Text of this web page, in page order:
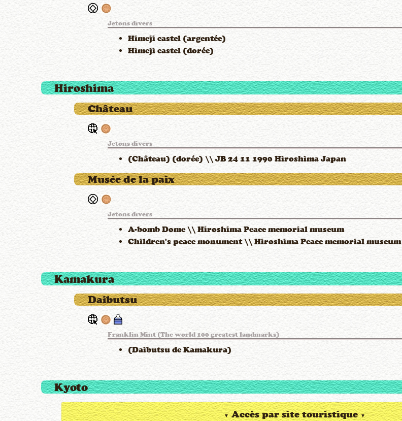
Jetons divers
Himeji castel (argentée)
Himeji castel (dorée)
Hiroshima
Château
Jetons divers
(Château) (dorée) \\ JB 24 11 1990 Hiroshima Japan
Musée de la paix
Jetons divers
A-bomb Dome \\ Hiroshima Peace memorial museum
Children's peace monument \\ Hiroshima Peace memorial museum
Kamakura
Daibutsu
Franklin Mint (The world 100 greatest landmarks)
(Daibutsu de Kamakura)
Kyoto
▼Accès par site touristique▼